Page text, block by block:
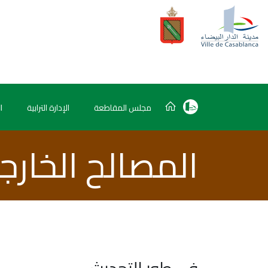
مجلس المقاطعة الإدارة الترابية
المصالح